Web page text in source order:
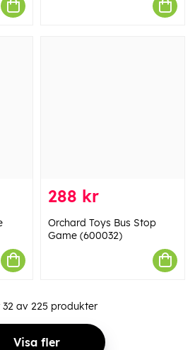
288 kr
Orchard Toys Bus Stop
Game (600032)
32 av 225 produkter
Visa fler